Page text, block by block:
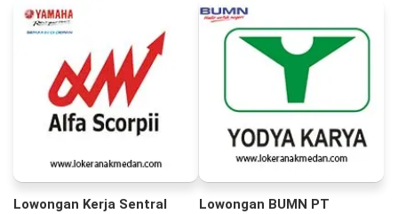
Lowongan Kerja Sentral
Lowongan BUMN PT